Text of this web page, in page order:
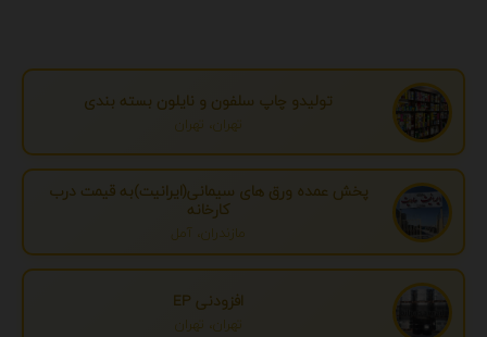
تولیدو چاپ سلفون و نایلون بسته بندی
تهران، تهران
پخش عمده ورق های سیمانی(ایرانیت)به قیمت درب
کارخانه
مازندران، آمل
افزودنی EP
تهران، تهران